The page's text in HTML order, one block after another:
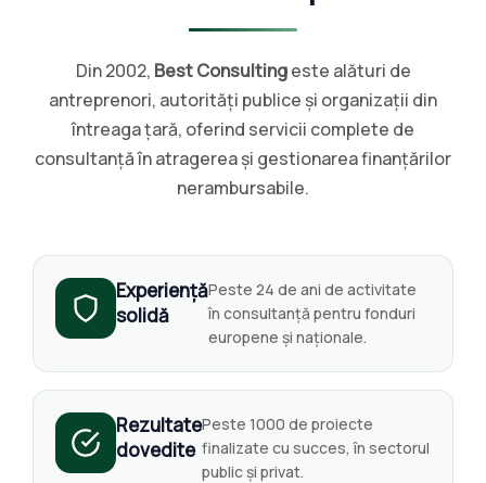
Din 2002, Best Consultingeste alături de
antreprenori, autorități publice și organizații din
întreaga țară, oferind servicii complete de
consultanță în atragerea și gestionarea finanțărilor
nerambursabile.
Experiență
solidă
Peste 24 de ani de activitate
în consultanță pentru fonduri
europene și naționale.
Rezultate
dovedite
Peste 1000 de proiecte
finalizate cu succes, în sectorul
public și privat.